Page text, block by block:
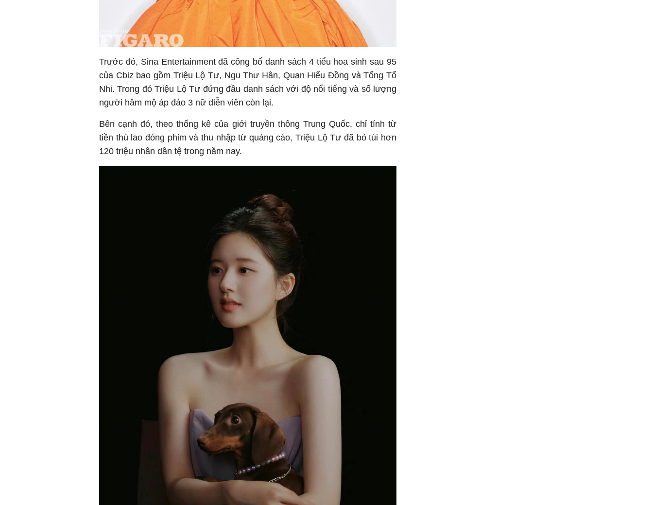
Trước đó, Sina Entertainment đã công bố danh sách 4 tiểu hoa sinh sau 95
của Cbiz bao gồm Triệu Lộ Tư, Ngu Thư Hân, Quan Hiểu Đồng và Tống Tổ
Nhi. Trong đó Triệu Lộ Tư đứng đầu danh sách với độ nổi tiếng và số lượng
người hâm mộ áp đảo 3 nữ diễn viên còn lại.
Bên cạnh đó, theo thống kê của giới truyền thông Trung Quốc, chỉ tính từ
tiền thù lao đóng phim và thu nhập từ quảng cáo, Triệu Lộ Tư đã bỏ túi hơn
120 triệu nhân dân tệ trong năm nay.